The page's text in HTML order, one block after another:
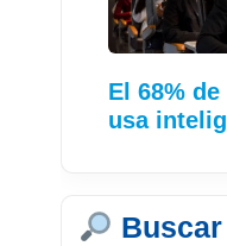
El 68%
usa